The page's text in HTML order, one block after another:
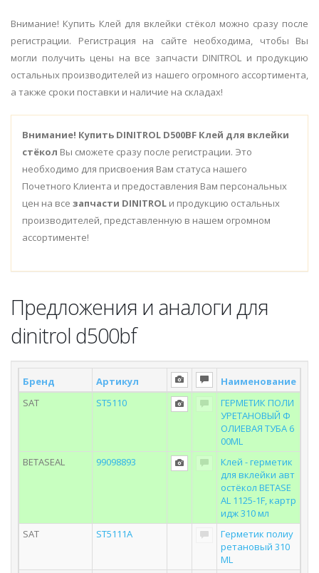
Внимание! Купить Клей для вклейки стёкол можно сразу после
регистрации. Регистрация на сайте необходима, чтобы Вы
могли получить цены на все запчасти DINITROL и продукцию
остальных производителей из нашего огромного ассортимента,
а также сроки поставки и наличие на складах!
Внимание! Купить DINITROL D500BF Клей для вклейки
стёкол Вы сможете сразу после регистрации. Это
необходимо для присвоения Вам статуса нашего
Почетного Клиента и предоставления Вам персональных
цен на все запчасти DINITROL и продукцию остальных
производителей, представленную в нашем огромном
ассортименте!
Предложения и аналоги для
dinitrol d500bf
Бренд Артикул Наименование
SAT
ST5110
ГЕРМЕТИК ПОЛИ
УРЕТАНОВЫЙ Ф
ОЛИЕВАЯ ТУБА 6
00ML
BETASEAL
99098893
Клей - герметик
для вклейки авт
остёкол BETASE
AL 1125-1F, картр
идж 310 мл
SAT
ST5111A
Герметик полиу
ретановый 310
ML